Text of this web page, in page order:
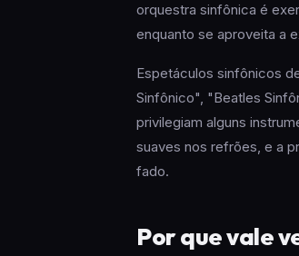
orquestra sinfônica é
enquanto se aproveita a
Espetáculos sinfônicos
Sinfônico", "Beatles
privilegiam alguns
suaves nos refrões, e a
fado.
Por que vale